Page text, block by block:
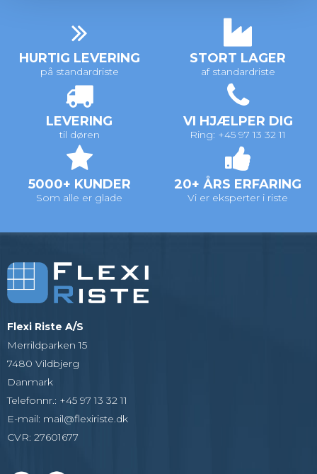
HURTIG LEVERING
på standardriste
STORT LAGER
af standardriste
LEVERING
til døren
VI HJÆLPER DIG
Ring: +45 97 13 32 11
5000+ KUNDER
Som alle er glade
20+ ÅRS ERFARING
Vi er eksperter i riste
Flexi Riste A/S
Merrildparken 15
7480 Vildbjerg
Danmark
Telefonnr.: +45 97 13 32 11
E-mail: mail@flexiriste.dk
CVR: 27601677